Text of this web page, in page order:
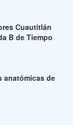
Cuautitlán
B de Tiempo
anatómicas de